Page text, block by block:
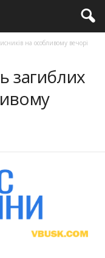
на особливому вечорі
загиблих